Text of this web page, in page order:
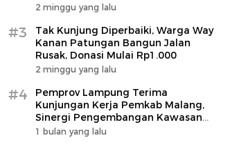
2 minggu yang lalu
#3
Tak Kunjung Diperbaiki, Warga Way
Kanan Patungan Bangun Jalan
Rusak, Donasi Mulai Rp1.000
2 minggu yang lalu
#4
Pemprov Lampung Terima
Kunjungan Kerja Pemkab Malang,
Sinergi Pengembangan Kawasan
Industri dan Investasi
1 bulan yang lalu